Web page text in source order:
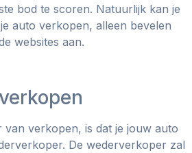
bod te scoren. Natuurlijk kan je
auto verkopen, alleen bevelen
websites aan.
van verkopen, is dat je jouw auto
De wederverkoper zal